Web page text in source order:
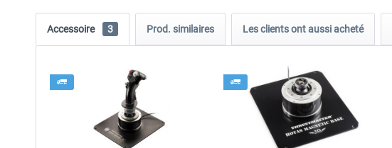
Accessoire 3 Prod. similaires Les clients ont aussi acheté